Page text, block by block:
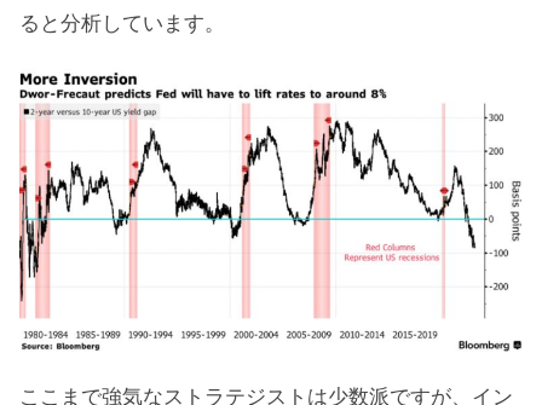
ると分析しています。
ここまで強気なストラテジストは少数派ですが、イン